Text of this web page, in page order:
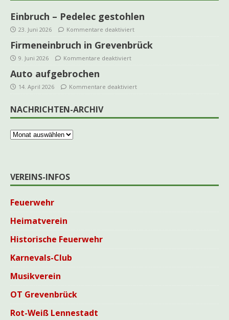
Einbruch – Pedelec gestohlen
23. Juni 2026 Kommentare deaktiviert
Firmeneinbruch in Grevenbrück
9. Juni 2026 Kommentare deaktiviert
Auto aufgebrochen
14. April 2026 Kommentare deaktiviert
NACHRICHTEN-ARCHIV
VEREINS-INFOS
Feuerwehr
Heimatverein
Historische Feuerwehr
Karnevals-Club
Musikverein
OT Grevenbrück
Rot-Weiß Lennestadt